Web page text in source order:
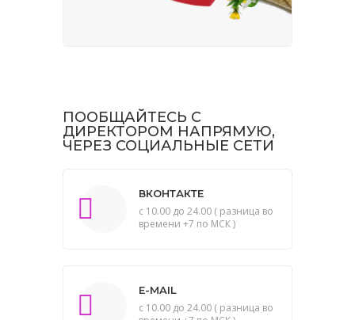
ПООБЩАЙТЕСЬ С
ДИРЕКТОРОМ НАПРЯМУЮ,
ЧЕРЕЗ СОЦИАЛЬНЫЕ СЕТИ
ВКОНТАКТЕ
с 10.00 до 24.00 ( разница во
времени +7 по МСК )
E-MAIL
с 10.00 до 24.00 ( разница во